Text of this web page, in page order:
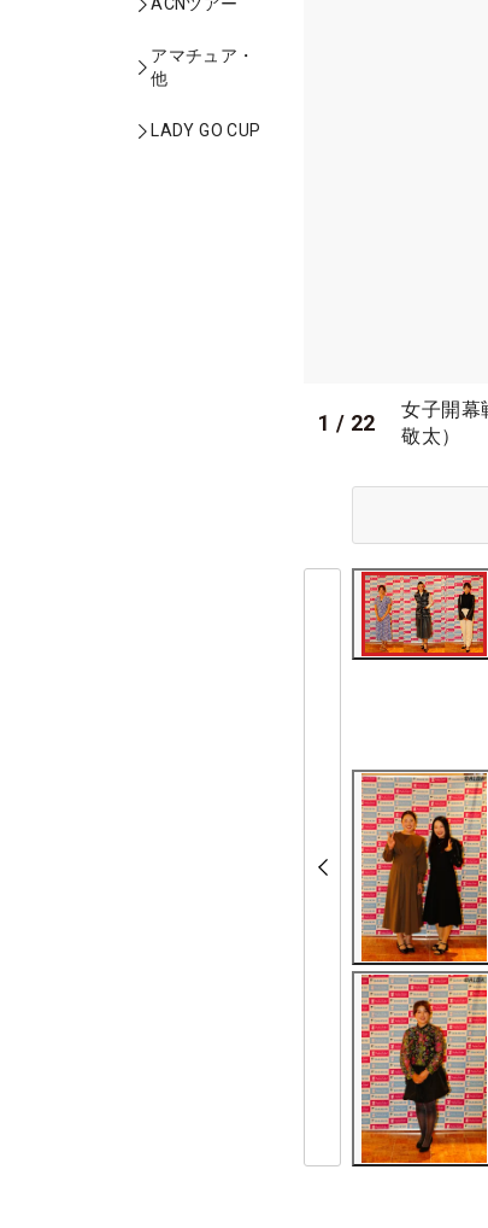
アマチュア・
他
LADY GO CUP
1 / 22
女子開幕
敬太）